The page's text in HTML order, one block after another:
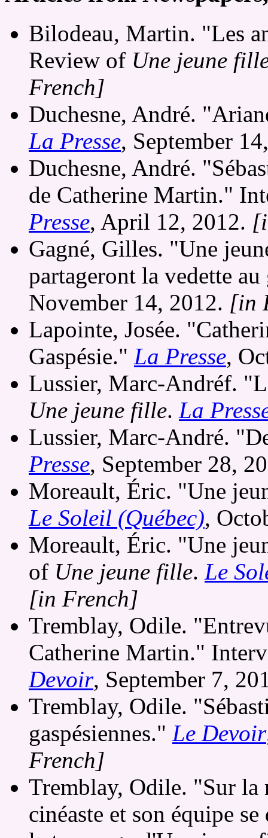
Bilodeau, Martin. "Les
Review of Une jeune
French]
Duchesne, André.
La Presse, September
Duchesne, André.
de Catherine Martin."
Presse, April 12, 2012.
Gagné, Gilles. "Une
partageront la vedette
November 14, 2012. [in
Lapointe, Josée.
Gaspésie." La Presse,
Lussier, Marc-Andréf.
Une jeune fille. La
Lussier, Marc-André.
Presse, September 28,
Moreault, Éric. "Une
Le Soleil (Québec),
Moreault, Éric. "Une
of Une jeune fille. Le
[in French]
Tremblay, Odile.
Catherine Martin."
Devoir, September 7,
Tremblay, Odile.
gaspésiennes." Le Devoir
French]
Tremblay, Odile. "Sur la
cinéaste et son équipe